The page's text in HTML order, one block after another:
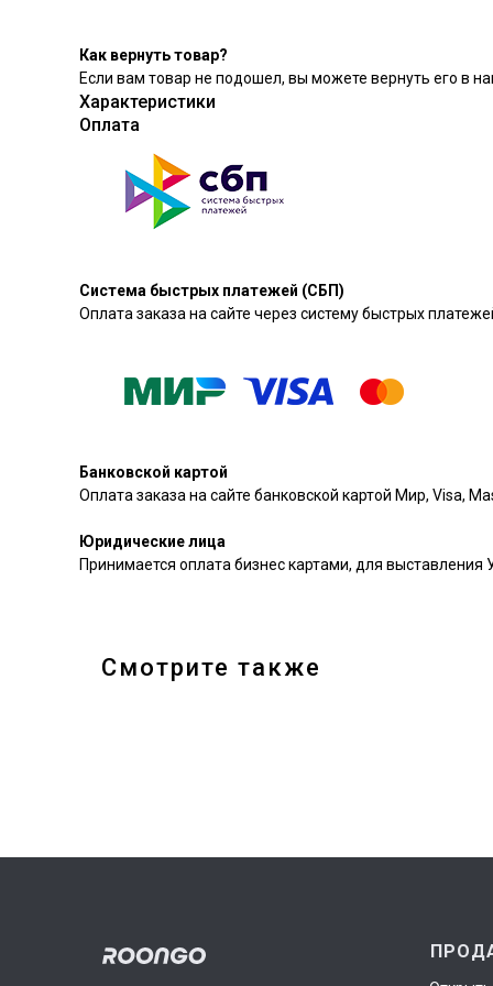
Как вернуть товар?
Если вам товар не подошел, вы можете вернуть его в
Характеристики
Оплата
Система быстрых платежей (СБП)
Оплата заказа на сайте через систему быстрых
Банковской картой
Оплата заказа на сайте банковской картой Мир, Visa,
Юридические лица
Принимается оплата бизнес картами, для
Смотрите также